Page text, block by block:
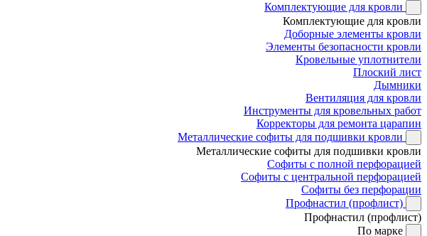
Комплектующие для кровли
Комплектующие для кровли
Доборные элементы кровли
Элементы безопасности кровли
Кровельные уплотнители
Плоский лист
Дымники
Вентиляция для кровли
Инструменты для кровельных работ
Корректоры для ремонта царапин
Металлические софиты для подшивки кровли
Металлические софиты для подшивки кровли
Софиты с полной перфорацией
Софиты с центральной перфорацией
Софиты без перфорации
Профнастил (профлист)
Профнастил (профлист)
По марке